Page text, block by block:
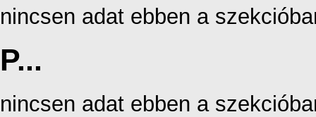
nincsen adat ebben a
P...
nincsen adat ebben a